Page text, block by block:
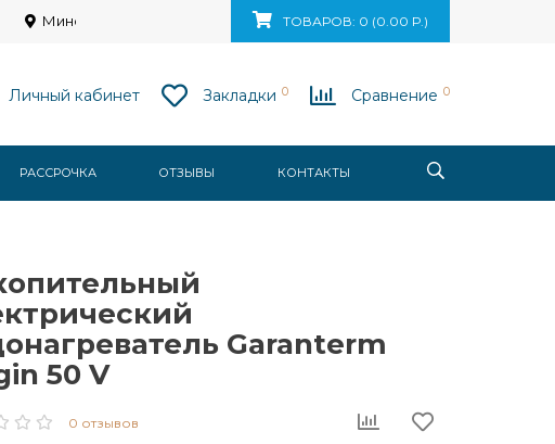
Минск, ул. Ваупшасова, д. 10, пом. 131ТОВАРОВ: 0 (0.00 Р.)
Личный кабинет Закладки 0 Сравнение 0
РАССРОЧКА ОТЗЫВЫ КОНТАКТЫ
Garanterm
50 V
0 отзывов